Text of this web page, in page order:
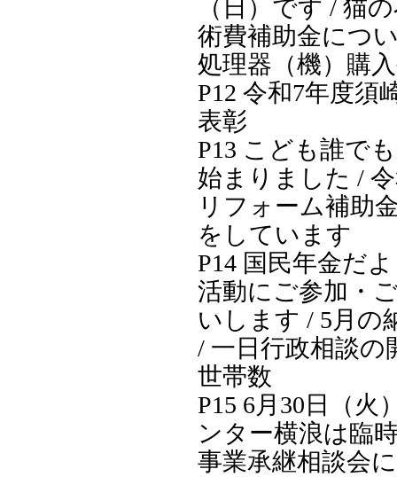
（日）です / 猫
術費補助金につ
処理器（機）購
P12 令和7年度須
表彰
P13 こども誰で
始まりました /
リフォーム補助
をしています
P14 国民年金だ
活動にご参加・
いします / 5月の
/ 一日行政相談の
世帯数
P15 6月30日（火
ンター横浪は臨
事業承継相談会